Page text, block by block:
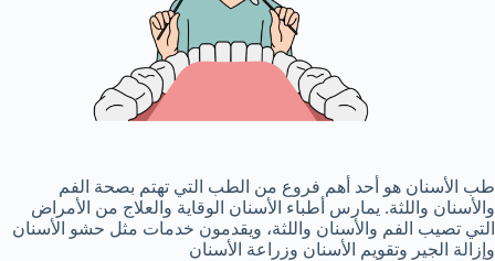
طب الأسنان هو أحد أهم فروع من الطب التي تهتم بصحة الفم
والأسنان واللثة. يمارس أطباء الأسنان الوقاية والعلاج من الأمراض
التي تصيب الفم والأسنان واللثة، ويقدمون خدمات مثل حشو الأسنان
وإزالة الجير وتقويم الأسنان وزراعة الأسنان